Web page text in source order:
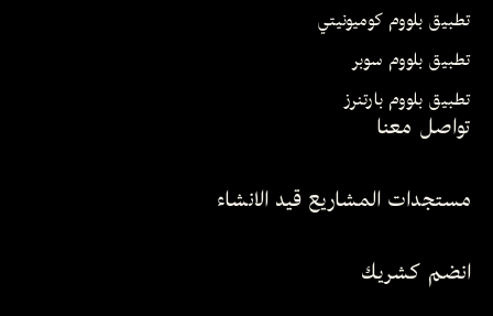
تطبيق بلووم كوميونيتي
تطبيق بلووم سوبر
تطبيق بلووم بارتنرز
تواصل معنا
مستجدات المشاريع قيد الانشاء
انضم كشريك